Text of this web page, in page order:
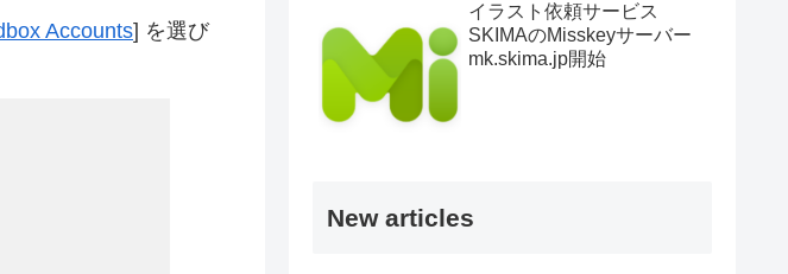
Accounts] を選び
イラスト依頼サービス
SKIMAのMisskeyサーバー
mk.skima.jp開始
New articles